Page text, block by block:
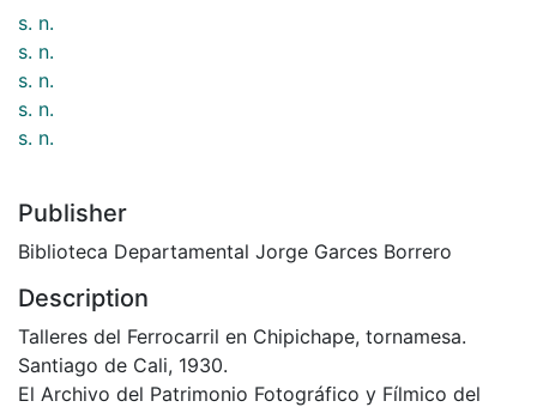
s. n.
s. n.
s. n.
s. n.
s. n.
Publisher
Biblioteca Departamental Jorge Garces Borrero
Description
Talleres del Ferrocarril en Chipichape, tornamesa.
Santiago de Cali, 1930.
El Archivo del Patrimonio Fotográfico y Fílmico del